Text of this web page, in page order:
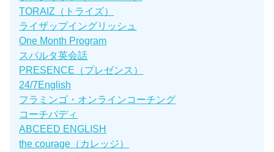
TORAIZ（トライズ）
ライザップイングリッシュ
One Month Program
スパルタ英会話
PRESENCE（プレゼンス）
24/7English
フラミンゴ・オンラインコーチング
コーチバディ
ABCEED ENGLISH
the courage（カレッジ）